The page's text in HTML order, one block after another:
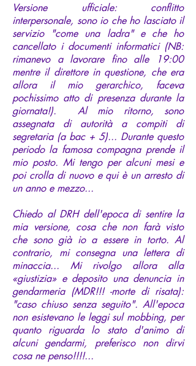
Versione ufficiale: conflitto
interpersonale, sono io che ho lasciato il
servizio "come una ladra" e che ho
cancellato i documenti informatici (NB:
rimanevo a lavorare fino alle 19:00
mentre il direttore in questione, che era
allora il mio gerarchico, faceva
pochissimo atto di presenza durante la
giornata!). Al mio ritorno, sono
assegnata di autorità a compiti di
segretaria (a bac + 5)... Durante questo
periodo la famosa compagna prende il
mio posto. Mi tengo per alcuni mesi e
poi crolla di nuovo e qui è un arresto di
un anno e mezzo...
Chiedo al DRH dell'epoca di sentire la
mia versione, cosa che non farà visto
che sono già io a essere in torto. Al
contrario, mi consegna una lettera di
minaccia... Mi rivolgo allora alla
«giustizia» e deposito una denuncia in
gendarmeria (MDR!!! -morte di risata):
"caso chiuso senza seguito". All'epoca
non esistevano le leggi sul mobbing, per
quanto riguarda lo stato d'animo di
alcuni gendarmi, preferisco non dirvi
cosa ne penso!!!!...